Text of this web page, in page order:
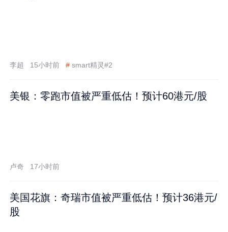
李超 15小时前 # smart精灵#2
美银：零跑市值被严重低估！预计60港元/股
卢奇 17小时前
美国花旗：奇瑞市值被严重低估！预计36港元/
股